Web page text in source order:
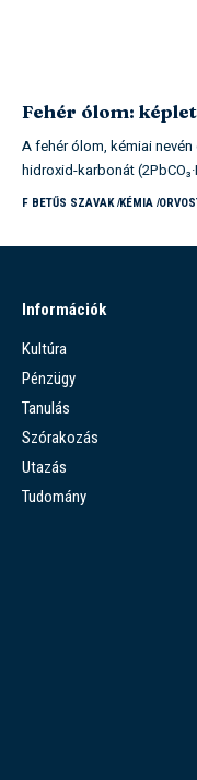
Fehér ólom:
A fehér ólom, kémiai
hidroxid-karbonát
F BETŰS SZAVAK KÉMIA
Információk
Kultúra
Pénzügy
Tanulás
Szórakozás
Utazás
Tudomány